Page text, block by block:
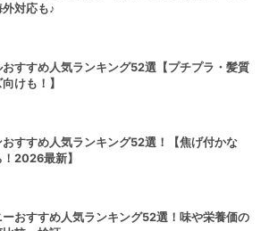
対応も♪
すすめ人気ランキング52選【プチプラ・髪質
けも！】
おすすめ人気ランキング52選！【焦げ付かな
2026最新】
ーおすすめ人気ランキング52選！味や栄養価の